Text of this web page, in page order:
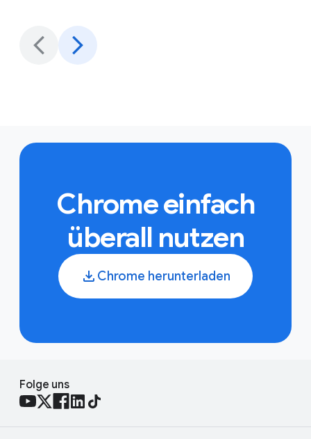
Chrome einfach
überall nutzen
Chrome herunterladen
Folge uns